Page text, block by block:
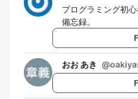
プログラミング初
備忘録。
おお あき @